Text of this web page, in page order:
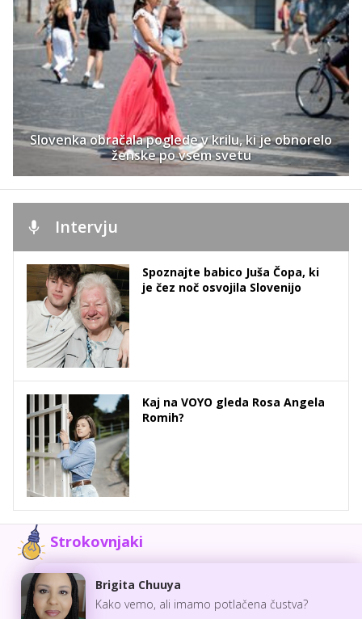
Slovenka obračala poglede v krilu, ki je obnorelo
ženske po vsem svetu
Intervju
Spoznajte babico Juša Čopa, ki
je čez noč osvojila Slovenijo
Kaj na VOYO gleda Rosa Angela
Romih?
Strokovnjaki
Brigita Chuuya
Kako vemo, ali imamo potlačena čustva?